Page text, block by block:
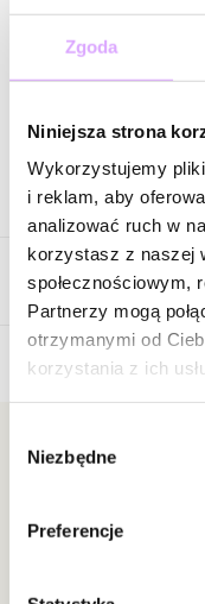
Zgoda
Niniejsza strona
Wykorzystujemy
i reklam, aby
analizować ruch w
korzystasz z naszej
społecznościowym,
Partnerzy mogą
otrzymanymi od
korzystania z ich
zgody
Niezbędne
Preferencje
34,00 zł
Wysyłka w 1 dzień
Opis produktu
Surowiec: stal
Kolor surowca: złoty
Rozmiar: 19
Zobacz inne produkty z
Opinie
Bądź pierwszą
Newsletter